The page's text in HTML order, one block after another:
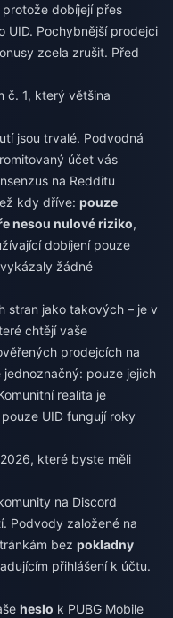
dobíjejí přes
UID. Pochybnější prodejci
zcela zrušit. Před
č. 1, který většina
jsou trvalé. Podvodná
účet vás
na Redditu
kdy dříve: pouze
nesou nulové riziko,
dobíjení pouze
žádné
stran jako takových – je v
chtějí vaše
prodejcích na
pouze jejich
realita je
UID fungují roky
které byste měli
na Discord
Podvody založené na
bez pokladny
přihlášení k účtu.
heslo k PUBG Mobile